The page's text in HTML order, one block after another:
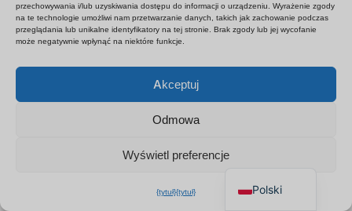
przechowywania i/lub uzyskiwania dostępu do informacji o urządzeniu. Wyrażenie zgody
na te technologie umożliwi nam przetwarzanie danych, takich jak zachowanie podczas
przeglądania lub unikalne identyfikatory na tej stronie. Brak zgody lub jej wycofanie
może negatywnie wpłynąć na niektóre funkcje.
Akceptuj
Odmowa
Wyświetl preferencje
{tytuł}{tytuł}
×
Czat w celu uzyskania
Polski